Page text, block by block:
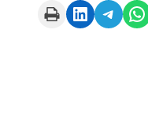
Share on WhatsApp
Share on Telegram
Share on LinkedIn
Print this Page